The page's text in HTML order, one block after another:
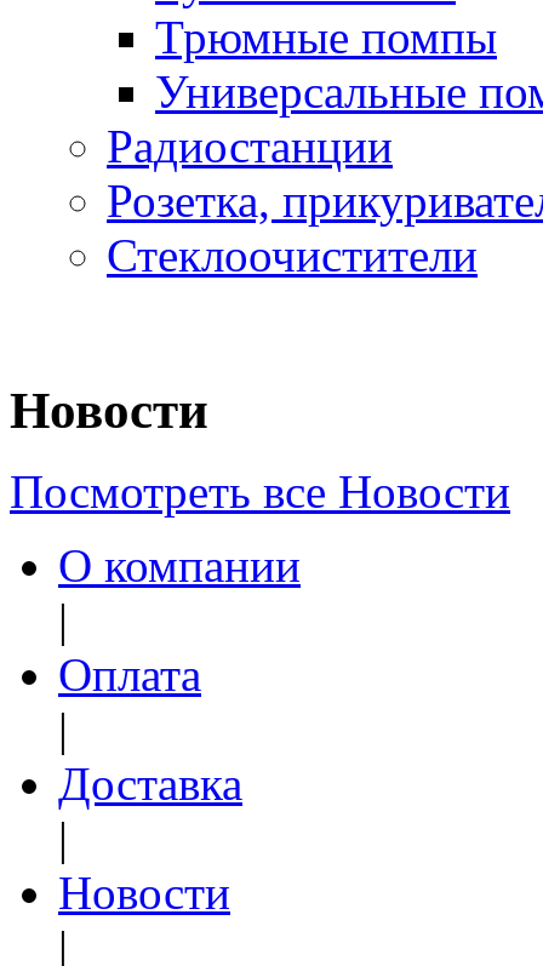
Трюмные помпы
Универсальные
Радиостанции
Розетка,
Стеклоочистители
Новости
Посмотреть все Новости
О компании
|
Оплата
|
Доставка
|
Новости
|